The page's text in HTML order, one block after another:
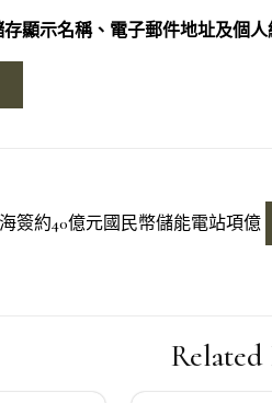
存顯示名稱、電子郵件地址及個
簽約40億元國民幣儲能電站項億
Related